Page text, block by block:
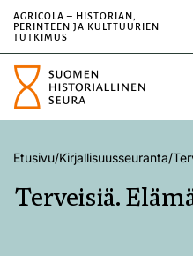
AGRICOLA – HISTORIAN,
PERINTEEN JA KULTTUURIEN
TUTKIMUS
Etusivu/Kirjallisuusseuranta/
Terveisiä.